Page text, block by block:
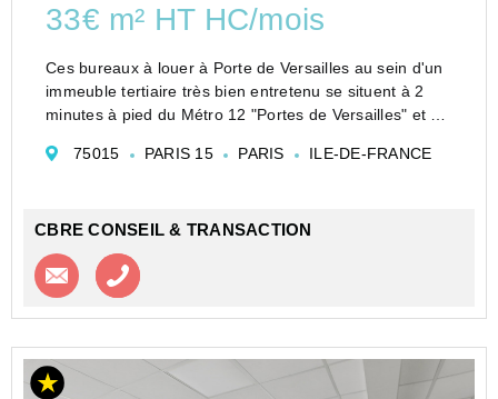
33€ m² HT HC/mois
Ces bureaux à louer à Porte de Versailles au sein d'un
immeuble tertiaire très bien entretenu se situent à 2
minutes à pied du Métro 12 "Portes de Versailles" et du
Ces bureaux en location de 85 m² et 95 m² sont
75015 PARIS 15 PARIS ILE-DE-FRANCE
CBRE CONSEIL & TRANSACTION
Contacter l'agence